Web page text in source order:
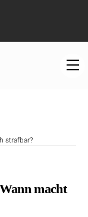
strafbar?
macht